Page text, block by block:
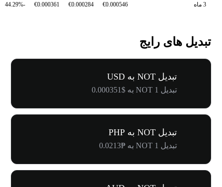
3 ماه
€0.000546
€0.000284
€0.000361
-44.29%
تبدیل های رایج
تبدیل NOT به USD
تبدیل 1 NOT به $0.000351
تبدیل NOT به PHP
تبدیل 1 NOT به ₱0.0213